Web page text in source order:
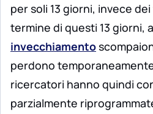
per soli 13 giorni, invece
termine di questi 13 giorni,
invecchiamento
perdono
ricercatori hanno quindi
parzialmente